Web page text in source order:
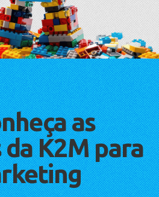
as
K2M para